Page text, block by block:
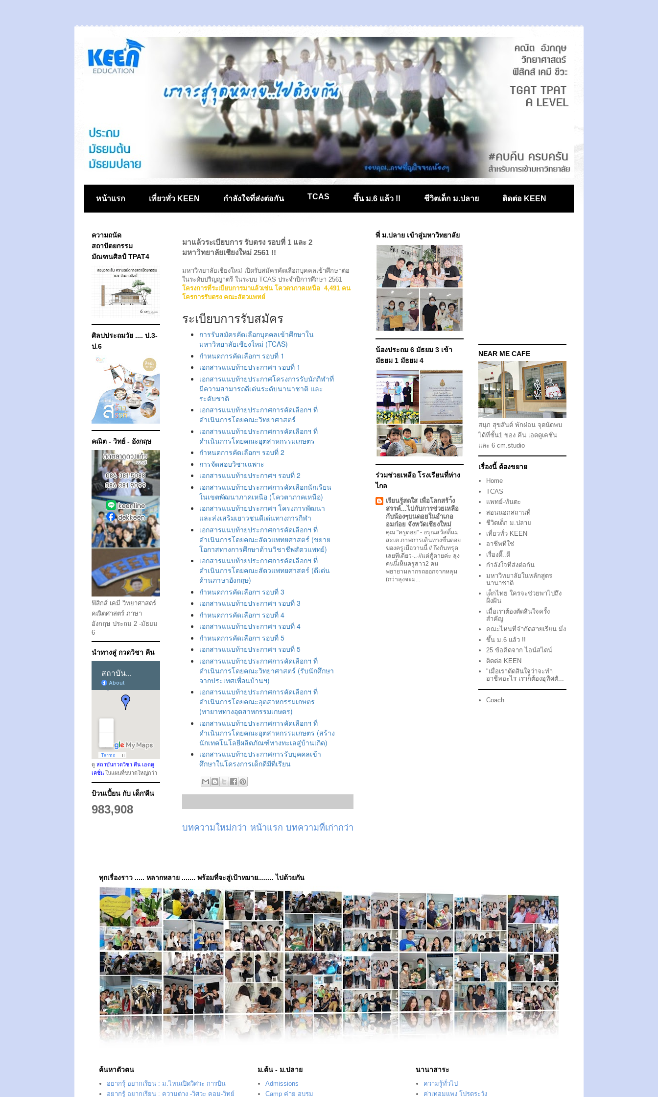
หน้าแรก เที่ยวทั่ว KEEN กำลังใจที่ส่งต่อกัน TCAS ขึ้น ม.6 แล้ว !! ชีวิตเด็ก ม.ปลาย ติดต่อ KEEN
มาแล้วระเบียบการ รับตรง รอบที่ 1 และ 2
มหาวิทยาลัยเชียงใหม่ 2561 !!
มหาวิทยาลัยเชียงใหม่ เปิดรับสมัครคัดเลือกบุคคลเข้าศึกษาต่อ
ในระดับปริญญาตรี ในระบบ TCAS ประจำปีการศึกษา 2561
โครงการที่ระเบียบการมาแล้วเช่น โควตาภาคเหนือ 4,491 คน
โครการรับตรง คณะสัตวแพทย์
ระเบียบการรับสมัคร
การรับสมัครคัดเลือกบุคคลเข้าศึกษาใน
มหาวิทยาลัยเชียงใหม่ (TCAS)
กำหนดการคัดเลือกฯ รอบที่ 1
เอกสารแนบท้ายประกาศฯ รอบที่ 1
เอกสารแนบท้ายประกาศโครงการรับนักกีฬาที่
มีความสามารถดีเด่นระดับนานาชาติ และ
ระดับชาติ
เอกสารแนบท้ายประกาศการคัดเลือกฯ ที่
ดำเนินการโดยคณะวิทยาศาสตร์
เอกสารแนบท้ายประกาศการคัดเลือกฯ ที่
ดำเนินการโดยคณะอุตสาหกรรมเกษตร
กำหนดการคัดเลือกฯ รอบที่ 2
การจัดสอบวิชาเฉพาะ
เอกสารแนบท้ายประกาศฯ รอบที่ 2
เอกสารแนบท้ายประกาศการคัดเลือกนักเรียน
ในเขตพัฒนาภาคเหนือ (โควตาภาคเหนือ)
เอกสารแนบท้ายประกาศฯ โครงการพัฒนา
และส่งเสริมเยาวชนดีเด่นทางการกีฬา
เอกสารแนบท้ายประกาศการคัดเลือกฯ ที่
ดำเนินการโดยคณะสัตวแพทยศาสตร์ (ขยาย
โอกาสทางการศึกษาด้านวิชาชีพสัตวแพทย์)
เอกสารแนบท้ายประกาศการคัดเลือกฯ ที่
ดำเนินการโดยคณะสัตวแพทยศาสตร์ (ดีเด่น
ด้านภาษาอังกฤษ)
กำหนดการคัดเลือกฯ รอบที่ 3
เอกสารแนบท้ายประกาศฯ รอบที่ 3
กำหนดการคัดเลือกฯ รอบที่ 4
เอกสารแนบท้ายประกาศฯ รอบที่ 4
กำหนดการคัดเลือกฯ รอบที่ 5
เอกสารแนบท้ายประกาศฯ รอบที่ 5
เอกสารแนบท้ายประกาศการคัดเลือกฯ ที่
ดำเนินการโดยคณะวิทยาศาสตร์ (รับนักศึกษา
จากประเทศเพื่อนบ้านฯ)
เอกสารแนบท้ายประกาศการคัดเลือกฯ ที่
ดำเนินการโดยคณะอุตสาหกรรมเกษตร
(ทายาททางอุตสาหกรรมเกษตร)
เอกสารแนบท้ายประกาศการคัดเลือกฯ ที่
ดำเนินการโดยคณะอุตสาหกรรมเกษตร (สร้าง
นักเทคโนโลยีผลิตภัณฑ์ทางทะเลสู่บ้านเกิด)
เอกสารแนบท้ายประกาศการรับบุคคลเข้า
ศึกษาในโครงการเด็กดีมีที่เรียน
บทความใหม่กว่า บทความที่เก่ากว่า
หน้าแรก
ความถนัด
สถาปัตยกรรม
มัณฑนศิลป์ TPAT4
ศิลปประถมวัย .... ป.3-
ป.6
คณิต - วิทย์ - อังกฤษ
ฟิสิกส์ เคมี วิทยาศาสตร์
คณิตศาสตร์ ภาษา
อังกฤษ ประถม 2 -มัธยม
6
นำทางสู่ กวดวิชา คีน
ดู สถาบันกวดวิชา คีน เอดดู
เคชั่น ในแผนที่ขนาดใหญ่กว่า
ป้วนเปี้ยน กับ เด็ก'คีน
983,908
พี่ ม.ปลาย เข้าสู่มหาวิทยาลัย
น้องประถม 6 มัธยม 3 เข้า
มัธยม 1 มัธยม 4
ร่วมช่วยเหลือ โรงเรียนที่ห่าง
ไกล
เรียนรู้สดใส เพื่อโลกสร้า้ง
สรรค์...ไปกับการช่วยเหลือ
กับน้องๆบนดอยในอำเภอ
อมก๋อย จังหวัดเชียงใหม่
คุณ "ครูดอย" - อรุณสวัสดิ์แม่
สะเต ภาพการเดินทางขึ้นดอย
ของครูเมื่อวานนี้ // ถึงกับทรุด
เลยทีเดียว-..-//แต่สู้ตายค่ะ ลุง
คนนี้เห็นครูสาว2 คน
พยายามลากรถออกจากหลุม
(กว่าลุงจะม...
NEAR ME CAFE
สนุก สุขสันต์ พักผ่อน จุดนัดพบ
ได้ที่ชั้น1 ของ คีน เอดดูเคชั่น
และ 6 cm.studio
เรื่องนี้ ต้องขยาย
Home
TCAS
แพทย์-ทันตะ
สอนนอกสถานที่
ชีวิตเด็ก ม.ปลาย
เที่ยวทั่ว KEEN
อาชีพที่ใช่
เรื่องดี๊..ดี
กำลังใจที่ส่งต่อกัน
มหาวิทยาลัยในหลักสูตร
นานาชาติ
เด็กไทย ใครจะช่วยพาไปถึง
ฝั่งฝัน
เมื่อเราต้องตัดสินใจครั้ง
สำคัญ
คณะไหนที่จำกัดสายเรียน.มั่ง
ขึ้น ม.6 แล้ว !!
25 ข้อคิดจาก ไอน์สไตน์
ติดต่อ KEEN
"เมื่อเราตัดสินใจว่าจะทำ
อาชีพอะไร เราก็ต้องอุทิศตั...
Coach
ทุกเรื่องราว ..... หลากหลาย ....... พร้อมที่จะสู่เป้าหมาย........ ไปด้วยกัน
ค้นหาตัวตน
อยากรุ้ อยากเรียน : ม.ไหนเปิดวิศวะ การบิน
อยากรู้ อยากเรียน : ความต่าง -วิศวะ คอม-วิทย์
ม.ต้น - ม.ปลาย
Admissions
Camp ค่าย อบรม
นานาสาระ
ความรู้ทั่วไป
ค่าเทอมแพง โปรดระวัง